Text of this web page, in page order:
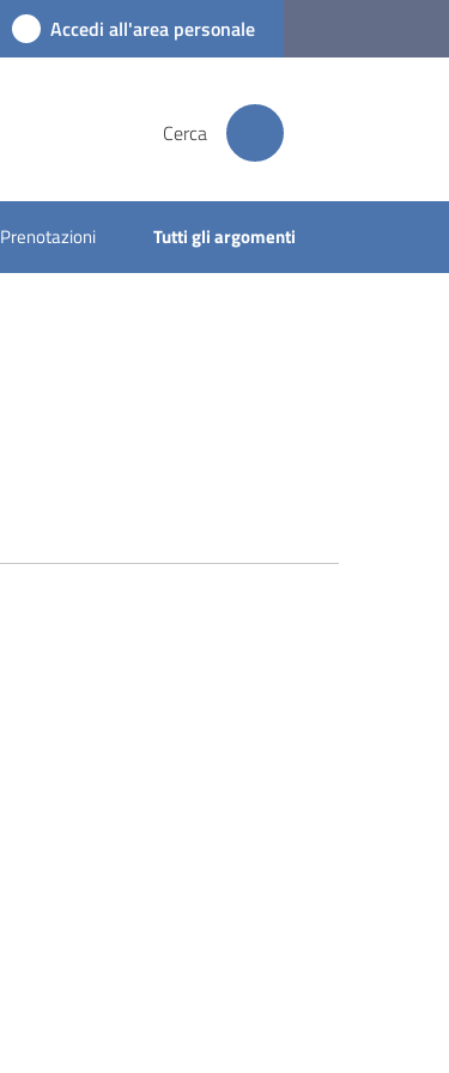
Accedi all'area personale
Cerca
Prenotazioni Tutti gli argomenti